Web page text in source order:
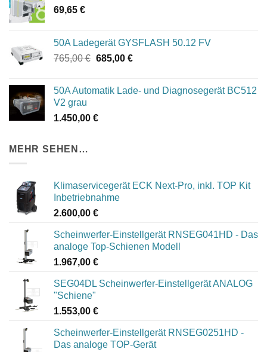
69,65 €
50A Ladegerät GYSFLASH 50.12 FV
765,00€ Ursprünglicher
765,00 €
685,00 €Aktueller
685,00 €.
50A Automatik Lade- und Diagnosegerät BC512
V2 grau
1.450,00 €
MEHR SEHEN…
Klimaservicegerät ECK Next-Pro, inkl. TOP Kit
Inbetriebnahme
2.600,00 €
Scheinwerfer-Einstellgerät RNSEG041HD - Das
analoge Top-Schienen Modell
1.967,00 €
SEG04DL Scheinwerfer-Einstellgerät ANALOG
"Schiene"
1.553,00 €
Scheinwerfer-Einstellgerät RNSEG0251HD -
Das analoge TOP-Gerät